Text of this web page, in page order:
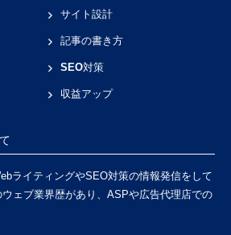
サイト設計
記事の書き方
SEO対策
収益アップ
ライティングやSEO対策の情報発信をして
ェブ業界歴があり、ASPや広告代理店での